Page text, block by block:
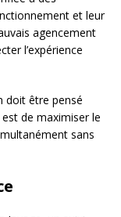
et leur
agencement
l’expérience
doit être pensé
de maximiser le
sans